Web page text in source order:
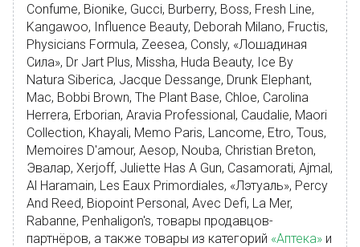
Confume, Bionike, Gucci, Burberry, Boss, Fresh Line,
Kangawoo, Influence Beauty, Deborah Milano, Fructis,
Physicians Formula, Zeesea, Consly, «Лошадиная
Сила», Dr Jart Plus, Missha, Huda Beauty, Ice By
Natura Siberica, Jacque Dessange, Drunk Elephant,
Mac, Bobbi Brown, The Plant Base, Chloe, Carolina
Herrera, Erborian, Aravia Professional, Caudalie, Maori
Collection, Khayali, Memo Paris, Lancome, Etro, Tous,
Memoires D'amour, Aesop, Nouba, Christian Breton,
Эвалар, Xerjoff, Juliette Has A Gun, Casamorati, Ajmal,
Al Haramain, Les Eaux Primordiales, «Лэтуаль», Percy
And Reed, Biopoint Personal, Avec Defi, La Mer,
Rabanne, Penhaligon's, товары продавцов-
партнёров, а также товары из категорий «Аптека» и